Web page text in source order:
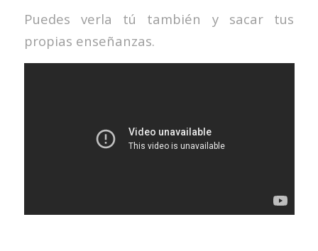
Puedes verla tú también y sacar tus
propias enseñanzas.